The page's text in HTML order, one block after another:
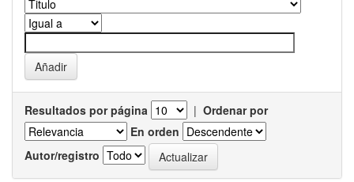
Resultados por página | Ordenar por
En orden
Autor/registro